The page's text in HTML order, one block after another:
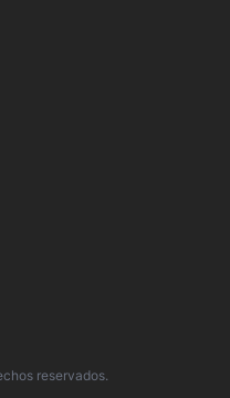
reservados.